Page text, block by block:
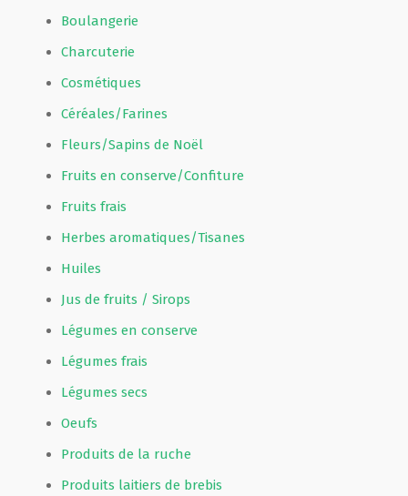
Boulangerie
Charcuterie
Cosmétiques
Céréales/Farines
Fleurs/Sapins de Noël
Fruits en conserve/Confiture
Fruits frais
Herbes aromatiques/Tisanes
Huiles
Jus de fruits / Sirops
Légumes en conserve
Légumes frais
Légumes secs
Oeufs
Produits de la ruche
Produits laitiers de brebis